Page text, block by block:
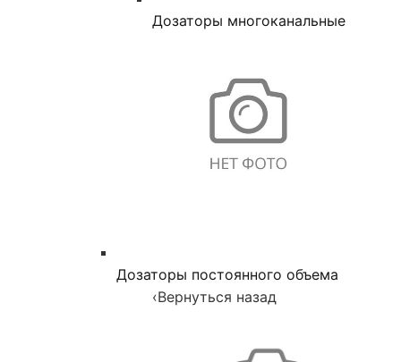
Дозаторы многоканальные
Дозаторы постоянного объема
‹Вернуться назад